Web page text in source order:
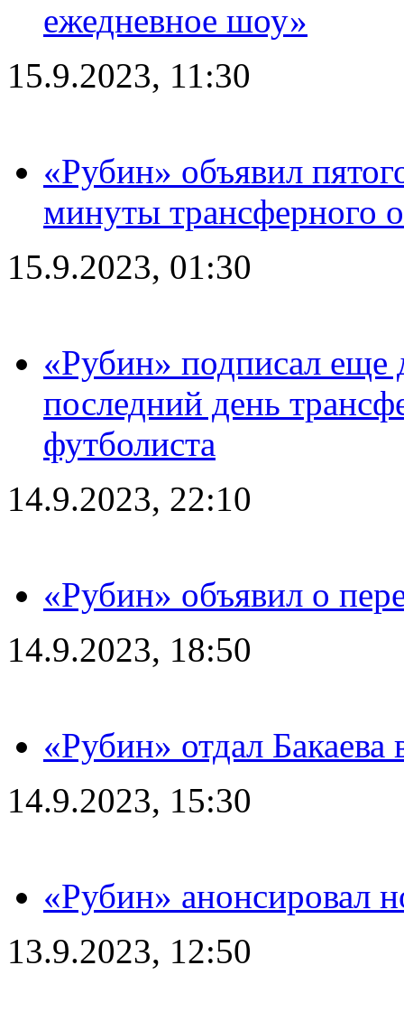
ежедневное шоу»
15.9.2023, 11:30
«Рубин» объявил
минуты трансферного
15.9.2023, 01:30
«Рубин» подписал еще
последний день
футболиста
14.9.2023, 22:10
«Рубин» объявил о
14.9.2023, 18:50
«Рубин» отдал
14.9.2023, 15:30
«Рубин» анонсировал
13.9.2023, 12:50